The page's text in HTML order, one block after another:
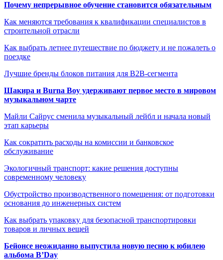
Почему непрерывное обучение становится обязательным
Как меняются требования к квалификации специалистов в
строительной отрасли
Как выбрать летнее путешествие по бюджету и не пожалеть о
поездке
Лучшие бренды блоков питания для B2B-сегмента
Шакира и Burna Boy удерживают первое место в мировом
музыкальном чарте
Майли Сайрус сменила музыкальный лейбл и начала новый
этап карьеры
Как сократить расходы на комиссии и банковское
обслуживание
Экологичный транспорт: какие решения доступны
современному человеку
Обустройство производственного помещения: от подготовки
основания до инженерных систем
Как выбрать упаковку для безопасной транспортировки
товаров и личных вещей
Бейонсе неожиданно выпустила новую песню к юбилею
альбома B’Day